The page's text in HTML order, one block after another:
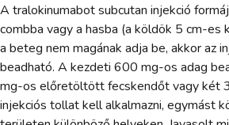
A tralokinumabot subcutan injekció
combba vagy a hasba (a köldök 5 cm-es
a beteg nem magának adja be, akkor az
beadható. A kezdeti 600 mg-os adag
mg-os előretöltött fecskendőt vagy
injekciós tollat kell alkalmazni, egymást